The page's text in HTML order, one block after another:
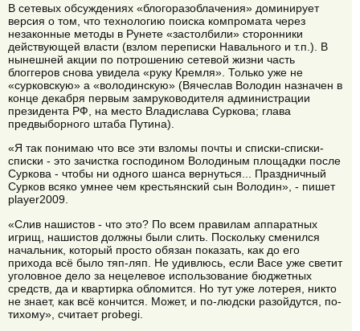
В сетевых обсуждениях «блогоразоблачения» доминирует
версия о том, что технологию поиска компромата через
незаконные методы в Рунете «застолбили» сторонники
действующей власти (взлом переписки Навального и т.п.). В
нынешней акции по потрошению сетевой жизни часть
блоггеров снова увидела «руку Кремля». Только уже не
«сурковскую» а «володинскую» (Вячеслав Володин назначен в
конце декабря первым замруководителя администрации
президента РФ, на место Владислава Суркова; глава
предвыборного штаба Путина).
«Я так понимаю что все эти взломы почты и списки-списки-
списки - это зачистка господином Володиным площадки после
Суркова - чтобы ни одного шанса вернуться... Праздничный
Сурков всяко умнее чем крестьянский сын Володин», - пишет
player2009.
«Слив нашистов - что это? По всем правилам аппаратных
игрищ, нашистов должны были слить. Поскольку сменился
начальник, который просто обязан показать, как до его
прихода всё было тяп-ляп. Не удивлюсь, если Васе уже светит
уголовное дело за нецелевое использование бюджетных
средств, да и квартирка обломится. Но тут уже лотерея, никто
не знает, как всё кончится. Может, и по-людски разойдутся, по-
тихому», считает probegi.